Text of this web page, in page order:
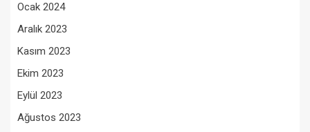
Ocak 2024
Aralık 2023
Kasım 2023
Ekim 2023
Eylül 2023
Ağustos 2023